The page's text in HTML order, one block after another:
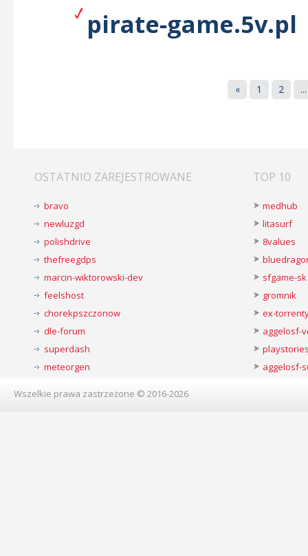
pirate-game.5v.pl
« 1 2 ...
OSTATNIO ZAREJESTROWANE
bravo
newluzgd
polishdrive
thefreegdps
marcin-wiktorowski-dev
feelshost
chorekpszczonow
dle-forum
superdash
meteorgen
TOP 10
medhub
litasurf
8values
sfgame-sk
gromnik
ex-
aggelosf-
aggelosf-
Wszelkie prawa zastrzeżone © 2016-2026